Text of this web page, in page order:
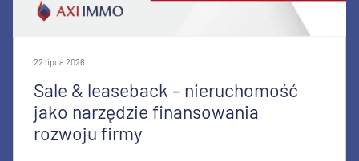
22 lipca 2026
Sale & leaseback – nieruchomość
jako narzędzie finansowania
rozwoju firmy